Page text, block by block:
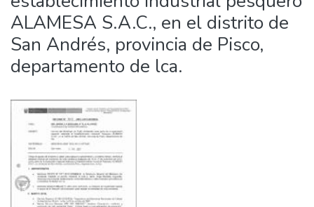
ALAMESA S.A.C., en el distrito de
San Andrés, provincia de Pisco,
departamento de lca.